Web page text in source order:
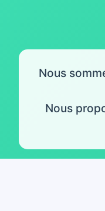
Nous
Nous